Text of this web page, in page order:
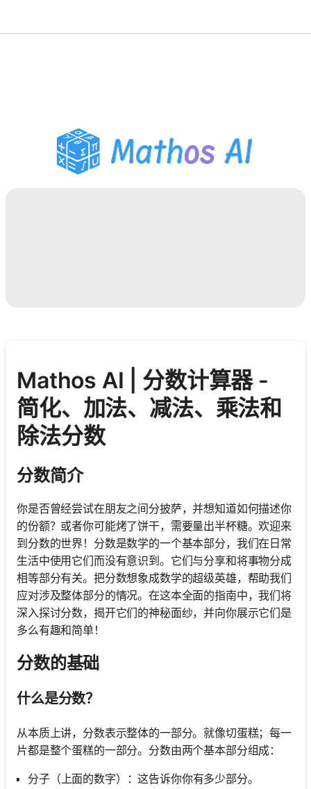
PDF 作业助手
学习工具
Mathos AI | 分数计算器 -
简化、加法、减法、乘法和
除法分数
分数简介
你是否曾经尝试在朋友之间分披萨，并想知道如何描述你
的份额？或者你可能烤了饼干，需要量出半杯糖。欢迎来
到分数的世界！分数是数学的一个基本部分，我们在日常
生活中使用它们而没有意识到。它们与分享和将事物分成
相等部分有关。把分数想象成数学的超级英雄，帮助我们
应对涉及整体部分的情况。在这本全面的指南中，我们将
深入探讨分数，揭开它们的神秘面纱，并向你展示它们是
多么有趣和简单！
分数的基础
什么是分数？
从本质上讲，分数表示整体的一部分。就像切蛋糕；每一
片都是整个蛋糕的一部分。分数由两个基本部分组成：
分子（上面的数字）：这告诉你你有多少部分。